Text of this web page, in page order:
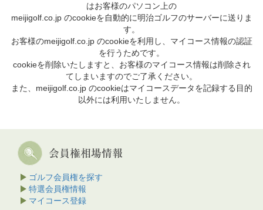
はお客様のパソコン上の
meijigolf.co.jp のcookieを自動的に明治ゴルフのサーバーに送りま
す。
お客様のmeijigolf.co.jp のcookieを利用し、マイコース情報の認証
を行うためです。
cookieを削除いたしますと、お客様のマイコース情報は削除され
てしまいますのでご了承ください。
また、meijigolf.co.jp のcookieはマイコースデータを記録する目的
以外には利用いたしません。
ゴルフ会員権を探す
特選会員権情報
マイコース登録